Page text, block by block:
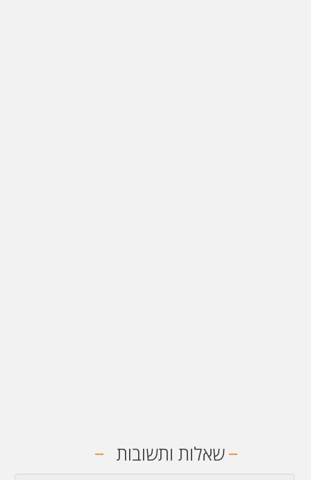
-שאלות ותשובות -